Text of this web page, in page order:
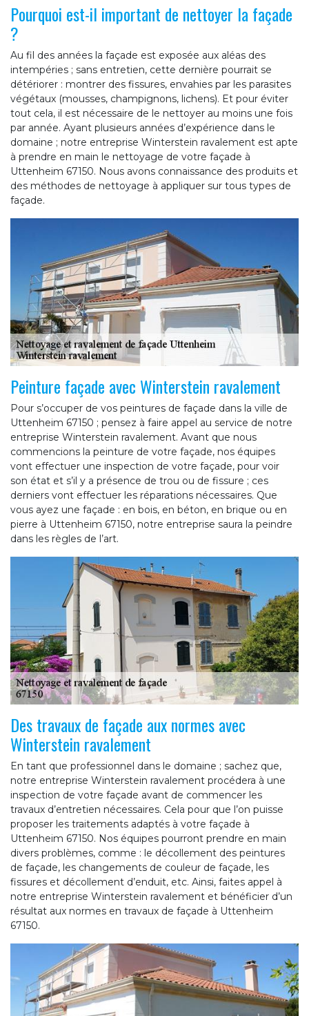
Pourquoi est-il important de nettoyer la façade
?
Au fil des années la façade est exposée aux aléas des
intempéries ; sans entretien, cette dernière pourrait se
détériorer : montrer des fissures, envahies par les parasites
végétaux (mousses, champignons, lichens). Et pour éviter
tout cela, il est nécessaire de le nettoyer au moins une fois
par année. Ayant plusieurs années d’expérience dans le
domaine ; notre entreprise Winterstein ravalement est apte
à prendre en main le nettoyage de votre façade à
Uttenheim 67150. Nous avons connaissance des produits et
des méthodes de nettoyage à appliquer sur tous types de
façade.
Peinture façade avec Winterstein ravalement
Pour s’occuper de vos peintures de façade dans la ville de
Uttenheim 67150 ; pensez à faire appel au service de notre
entreprise Winterstein ravalement. Avant que nous
commencions la peinture de votre façade, nos équipes
vont effectuer une inspection de votre façade, pour voir
son état et s’il y a présence de trou ou de fissure ; ces
derniers vont effectuer les réparations nécessaires. Que
vous ayez une façade : en bois, en béton, en brique ou en
pierre à Uttenheim 67150, notre entreprise saura la peindre
dans les règles de l’art.
Des travaux de façade aux normes avec
Winterstein ravalement
En tant que professionnel dans le domaine ; sachez que,
notre entreprise Winterstein ravalement procédera à une
inspection de votre façade avant de commencer les
travaux d’entretien nécessaires. Cela pour que l’on puisse
proposer les traitements adaptés à votre façade à
Uttenheim 67150. Nos équipes pourront prendre en main
divers problèmes, comme : le décollement des peintures
de façade, les changements de couleur de façade, les
fissures et décollement d’enduit, etc. Ainsi, faites appel à
notre entreprise Winterstein ravalement et bénéficier d’un
résultat aux normes en travaux de façade à Uttenheim
67150.